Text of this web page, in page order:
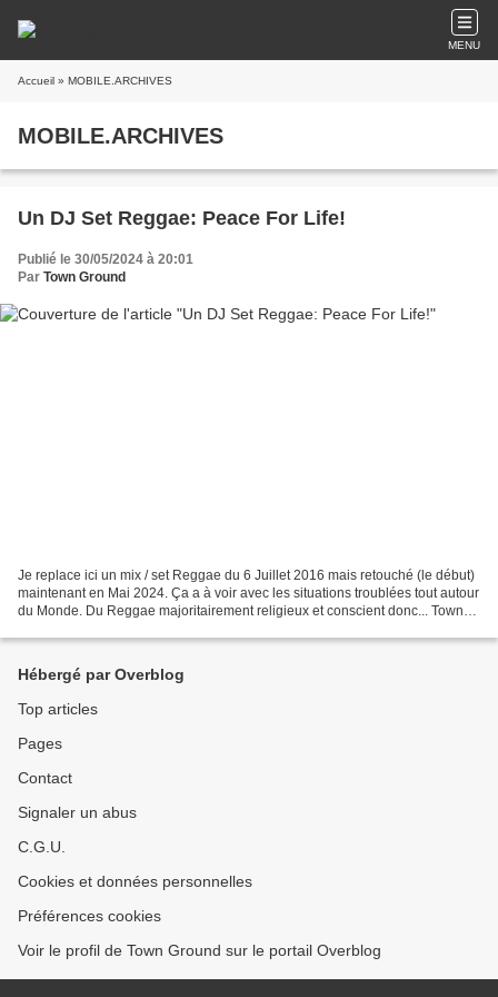
MENU
Accueil » MOBILE.ARCHIVES
MOBILE.ARCHIVES
Un DJ Set Reggae: Peace For Life!
Publié le 30/05/2024 à 20:01
Par Town Ground
Je replace ici un mix / set Reggae du 6 Juillet 2016 mais retouché (le début)
maintenant en Mai 2024. Ça a à voir avec les situations troublées tout autour
du Monde. Du Reggae majoritairement religieux et conscient donc... Town
Hébergé par Overblog
Top articles
Pages
Contact
Signaler un abus
C.G.U.
Cookies et données personnelles
Préférences cookies
Voir le profil de Town Ground sur le portail Overblog